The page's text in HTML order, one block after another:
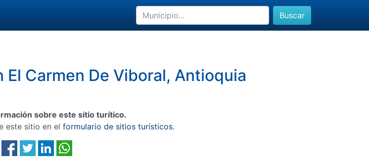
Buscar
El Carmen De Viboral, Antioquia
sobre este sitio turítico.
este sitio en el formulario de sitios turísticos.